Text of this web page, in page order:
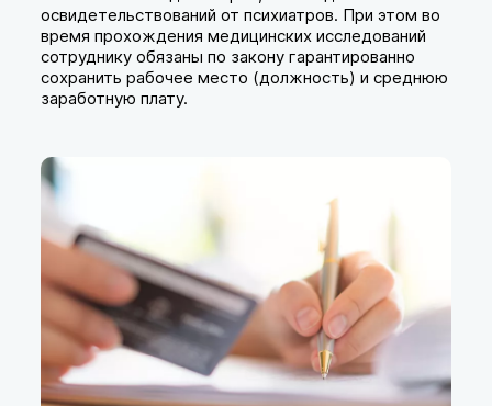
освидетельствований от психиатров. При этом во
время прохождения медицинских исследований
сотруднику обязаны по закону гарантированно
сохранить рабочее место (должность) и среднюю
заработную плату.